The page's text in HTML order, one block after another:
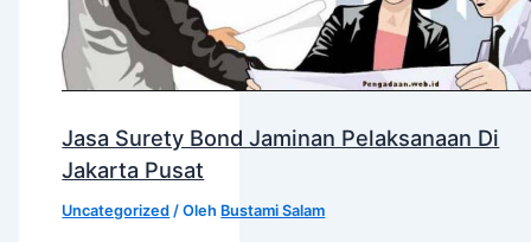
Jasa Surety Bond Jaminan Pelaksanaan Di
Jakarta Pusat
Uncategorized / Oleh Bustami Salam